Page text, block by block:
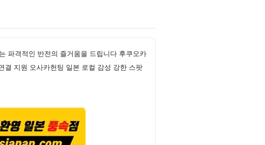
파격적인 반전의 즐거움을 드립니다 후쿠오카
결 지원 오사카헌팅 일본 로컬 감성 강한 스팟